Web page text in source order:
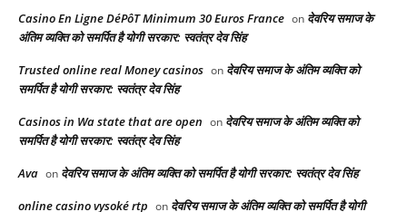
Casino En Ligne DéPôT Minimum 30 Euros France on देवरिय समाज के
अंतिम व्यक्ति को समर्पित है योगी सरकार: स्वतंत्र देव सिंह
Trusted online real Money casinos on देवरिय समाज के अंतिम व्यक्ति को
समर्पित है योगी सरकार: स्वतंत्र देव सिंह
Casinos in Wa state that are open on देवरिय समाज के अंतिम व्यक्ति को
समर्पित है योगी सरकार: स्वतंत्र देव सिंह
Ava on देवरिय समाज के अंतिम व्यक्ति को समर्पित है योगी सरकार: स्वतंत्र देव सिंह
online casino vysoké rtp on देवरिय समाज के अंतिम व्यक्ति को समर्पित है योगी